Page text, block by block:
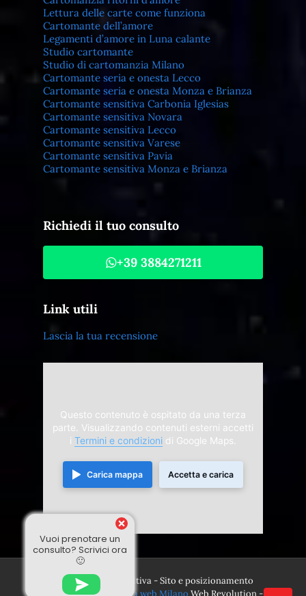
Lettura delle carte come funziona
Cartomante dell’amore
Legamenti d’amore in Luna calante
Studio cartomante
Studio di cartomanzia Milano
Cartomante seria e onesta Lecco
Cartomante seria e onesta Monza e Brianza
Cartomante sensitiva Carbonia Iglesias
Cartomante sensitiva Novara
Cartomante sensitiva Lecco
Cartomante sensitiva Varese
Cartomante sensitiva Pavia
Cartomante sensitiva Monza e Brianza
Richiedi il tuo consulto
+39 3884271211
Link utili
Lascia la tua recensione
Questo contenuto è ospitato da una terza
parte. Visualizzando contenuti esterni accetti
i Termini e condizioni di Google Maps.
Carica mappa Accetta e carica
© 2024 Divina Sensitiva - Sito e posizionamento
realizzato dall'
Agenzia web Milano Web Revolution -
Vuoi prenotare un
consulto? Scrivici ora
🙂